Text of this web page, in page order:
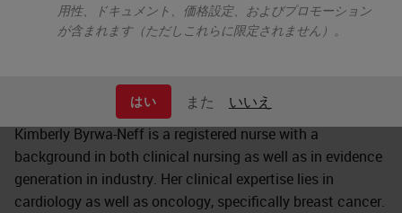
用性、ドキュメント、価格設定、およびプロモーション
が含まれます（ただしこれらに限定されません）。
はい また いいえ
Kimberly Byrwa-Neff is a registered nurse with a
background in both clinical nursing as well as in evidence
generation in industry. Her clinical expertise lies in
cardiology as well as oncology, specifically breast cancer.